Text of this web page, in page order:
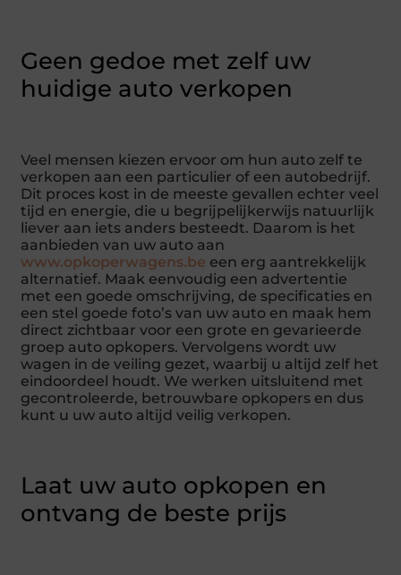
Geen gedoe met zelf uw
huidige auto verkopen
Veel mensen kiezen ervoor om hun auto zelf te
verkopen aan een particulier of een autobedrijf.
Dit proces kost in de meeste gevallen echter veel
tijd en energie, die u begrijpelijkerwijs natuurlijk
liever aan iets anders besteedt. Daarom is het
aanbieden van uw auto aan
www.opkoperwagens.be een erg aantrekkelijk
alternatief. Maak eenvoudig een advertentie
met een goede omschrijving, de specificaties en
een stel goede foto’s van uw auto en maak hem
direct zichtbaar voor een grote en gevarieerde
groep auto opkopers. Vervolgens wordt uw
wagen in de veiling gezet, waarbij u altijd zelf het
eindoordeel houdt. We werken uitsluitend met
gecontroleerde, betrouwbare opkopers en dus
kunt u uw auto altijd veilig verkopen.
Laat uw auto opkopen en
ontvang de beste prijs